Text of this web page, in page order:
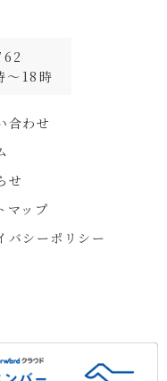
～18時
合わせ
せ
マップ
バシーポリシー